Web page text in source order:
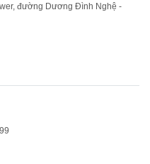
đường Dương Đình Nghệ -